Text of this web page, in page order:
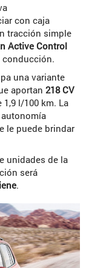
con caja
tracción simple
Active Control
conducción.
una variante
aportan 218 CV
l/100 km. La
le puede brindar
unidades de la
será
.